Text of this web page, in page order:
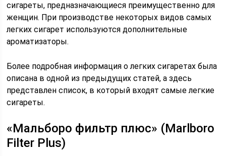
сигареты, предназначающиеся преимущественно для
женщин. При производстве некоторых видов самых
легких сигарет используются дополнительные
ароматизаторы.
Более подробная информация о легких сигаретах была
описана в одной из предыдущих статей, а здесь
представлен список, в который входят самые легкие
сигареты.
«Мальборо фильтр плюс» (Marlboro
Filter Plus)